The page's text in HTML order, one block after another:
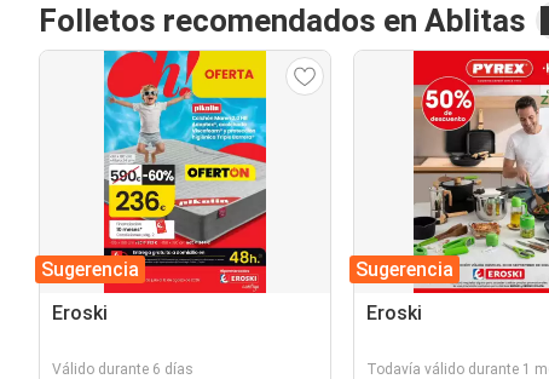
Folletos recomendados en Ablitas
Sugerencia
Eroski
Válido durante 6 días
Sugerencia
Eroski
Todavía válido durante 1